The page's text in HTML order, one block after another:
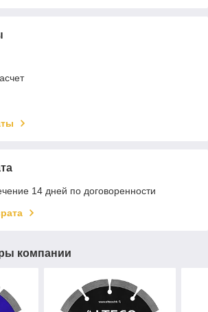
14 дней по договоренности
компании